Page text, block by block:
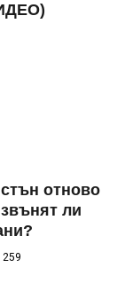
отново
ли
259